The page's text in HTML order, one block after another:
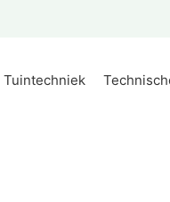
Tuintechniek